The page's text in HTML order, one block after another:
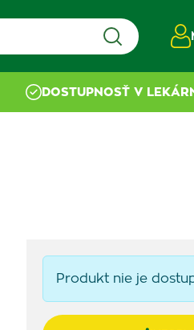
DOSTUPNOSŤ V
Produkt nie je